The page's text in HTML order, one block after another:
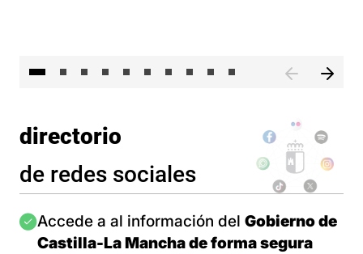
directorio
de redes sociales
Imagen
Accede a al información del Gobierno de
Castilla-La Mancha de forma segura